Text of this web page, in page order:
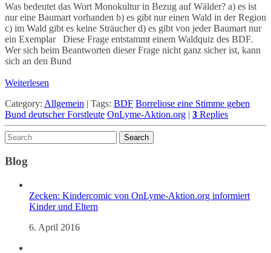
Was bedeutet das Wort Monokultur in Bezug auf Wälder? a) es ist
nur eine Baumart vorhanden b) es gibt nur einen Wald in der Region
c) im Wald gibt es keine Sträucher d) es gibt von jeder Baumart nur
ein Exemplar Diese Frage entstammt einem Waldquiz des BDF.
Wer sich beim Beantworten dieser Frage nicht ganz sicher ist, kann
sich an den Bund
Weiterlesen
Category: Allgemein | Tags: BDF Borreliose eine Stimme geben
Bund deutscher Forstleute OnLyme-Aktion.org | 3 Replies
Blog
Zecken: Kindercomic von OnLyme-Aktion.org informiert
Kinder und Eltern
6. April 2016